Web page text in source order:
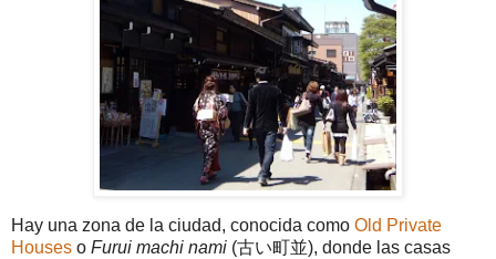
Hay una zona de la ciudad, conocida como Old Private
Houses o Furui machi nami (古い町並), donde las casas